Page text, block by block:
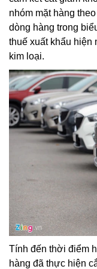
nhóm mặt hàng
dòng hàng trong
thuế xuất khẩu hiện
kim loại.
Tính đến thời điểm
hàng đã thực hiện